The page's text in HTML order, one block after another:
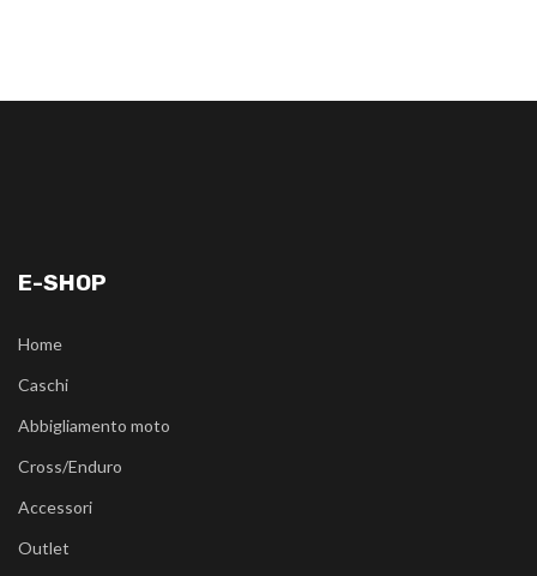
E-SHOP
Home
Caschi
Abbigliamento moto
Cross/Enduro
Accessori
Outlet